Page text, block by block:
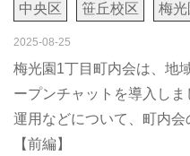
中央区 笹丘校区 梅光
2025-08-25
梅光園1丁目町内会は、地
ープンチャットを導入し
運用などについて、町内会
【前編】